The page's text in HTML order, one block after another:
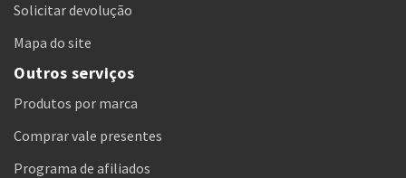
Solicitar devolução
Mapa do site
Outros serviços
Produtos por marca
Comprar vale presentes
Programa de afiliados